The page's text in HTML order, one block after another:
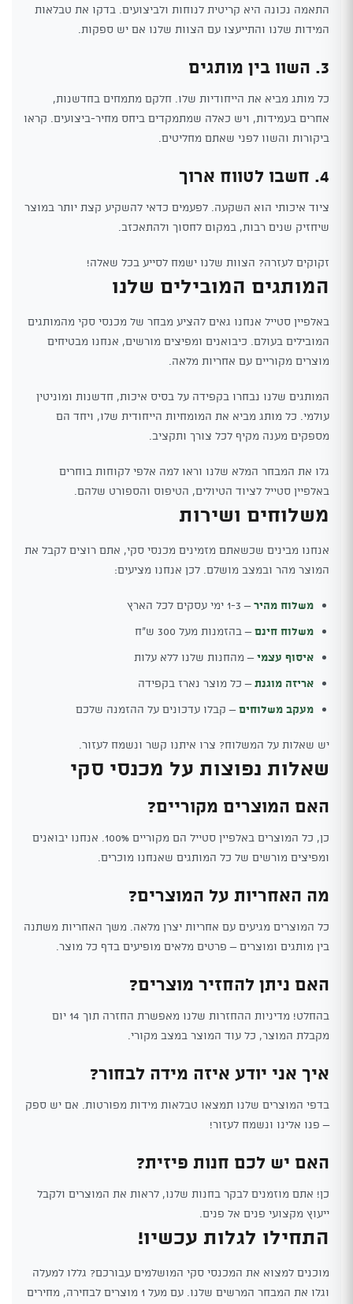
התאמה נכונה היא קריטית לנוחות ולביצועים. בדקו את טבלאות
המידות שלנו והתייעצו עם הצוות שלנו אם יש ספקות.
3. השוו בין מותגים
כל מותג מביא את הייחודיות שלו. חלקם מתמחים בחדשנות,
אחרים בעמידות, ויש כאלה שמתמקדים ביחס מחיר-ביצועים. קראו
ביקורות והשוו לפני שאתם מחליטים.
4. חשבו לטווח ארוך
ציוד איכותי הוא השקעה. לפעמים כדאי להשקיע קצת יותר במוצר
שיחזיק שנים רבות, במקום לחסוך ולהתאכזב.
זקוקים לעזרה? הצוות שלנו ישמח לסייע בכל שאלה!
המותגים המובילים שלנו
באלפיין סטייל אנחנו גאים להציע מבחר של מכנסי סקי מהמותגים
המובילים בעולם. כיבואנים ומפיצים מורשים, אנחנו מבטיחים
מוצרים מקוריים עם אחריות מלאה.
המותגים שלנו נבחרו בקפידה על בסיס איכות, חדשנות ומוניטין
עולמי. כל מותג מביא את המומחיות הייחודית שלו, ויחד הם
מספקים מענה מקיף לכל צורך ותקציב.
גלו את המבחר המלא שלנו וראו למה אלפי לקוחות בוחרים
באלפיין סטייל לציוד הטיולים, הטיפוס והספורט שלהם.
משלוחים ושירות
אנחנו מבינים שכשאתם מזמינים מכנסי סקי, אתם רוצים לקבל את
המוצר מהר ובמצב מושלם. לכן אנחנו מציעים:
משלוח מהיר– 1-3 ימי עסקים לכל הארץ
משלוח חינם– בהזמנות מעל 300 ש"ח
איסוף עצמי– מהחנות שלנו ללא עלות
אריזה מוגנת– כל מוצר נארז בקפידה
מעקב משלוחים– קבלו עדכונים על ההזמנה שלכם
יש שאלות על המשלוח? צרו איתנו קשר ונשמח לעזור.
שאלות נפוצות על מכנסי סקי
האם המוצרים מקוריים?
כן, כל המוצרים באלפיין סטייל הם מקוריים 100%. אנחנו יבואנים
ומפיצים מורשים של כל המותגים שאנחנו מוכרים.
מה האחריות על המוצרים?
כל המוצרים מגיעים עם אחריות יצרן מלאה. משך האחריות משתנה
בין מותגים ומוצרים – פרטים מלאים מופיעים בדף כל מוצר.
האם ניתן להחזיר מוצרים?
בהחלט! מדיניות ההחזרות שלנו מאפשרת החזרה תוך 14 יום
מקבלת המוצר, כל עוד המוצר במצב מקורי.
איך אני יודע איזה מידה לבחור?
בדפי המוצרים שלנו תמצאו טבלאות מידות מפורטות. אם יש ספק
– פנו אלינו ונשמח לעזור!
האם יש לכם חנות פיזית?
כן! אתם מוזמנים לבקר בחנות שלנו, לראות את המוצרים ולקבל
ייעוץ מקצועי פנים אל פנים.
התחילו לגלות עכשיו!
מוכנים למצוא את המכנסי סקי המושלמים עבורכם? גללו למעלה
וגלו את המבחר המרשים שלנו. עם מעל 1 מוצרים לבחירה, מחירים